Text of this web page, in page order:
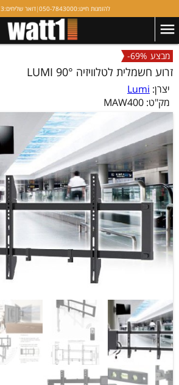
להזמנות חייגו:050-7843000
|דואר שליחים:3 ימי עסקים
מבצע -69%
זרוע חשמלית לטלוויזיה LUMI 90°
יצרן: Lumi
מק"ט: MAW400